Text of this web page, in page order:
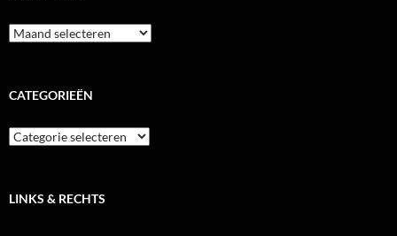
Archieven
CATEGORIEËN
Categorieën
LINKS & RECHTS